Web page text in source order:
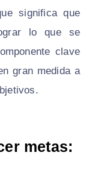
significa que
lo que se
clave
gran medida a
metas: